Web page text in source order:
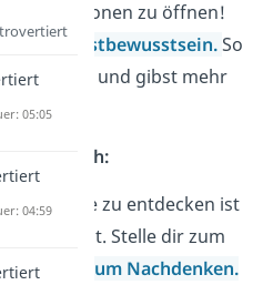
Personen zu öffnen!
deinSelbstbewusstsein.So
mutiger und gibst mehr
Preis.
Bereich:
zu entdecken ist
so leicht. Stelle dir zum
Fragen zum Nachdenken.
05:05
04:59